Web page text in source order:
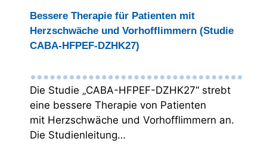
Bessere Therapie für Patienten mit
Herzschwäche und Vorhofflimmern (Studie
CABA-HFPEF-DZHK27)
Die Studie „CABA-HFPEF-DZHK27“ strebt
eine bessere Therapie von Patienten
mit Herzschwäche und Vorhofflimmern an.
Die Studienleitung…